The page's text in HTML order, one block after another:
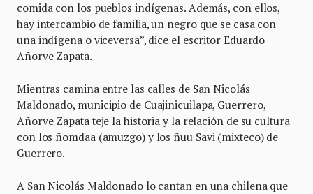
comida con los pueblos indígenas. Además, con ellos,
hay intercambio de familia, un negro que se casa con
una indígena o viceversa”, dice el escritor Eduardo
Añorve Zapata.
Mientras camina entre las calles de San Nicolás
Maldonado, municipio de Cuajinicuilapa, Guerrero,
Añorve Zapata teje la historia y la relación de su cultura
con los ñomdaa (amuzgo) y los ñuu Savi (mixteco) de
Guerrero.
A San Nicolás Maldonado lo cantan en una chilena que